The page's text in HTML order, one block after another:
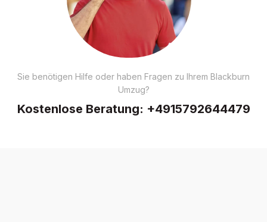
Sie benötigen Hilfe oder haben Fragen zu Ihrem Blackburn
Umzug?
Kostenlose Beratung: +4915792644479